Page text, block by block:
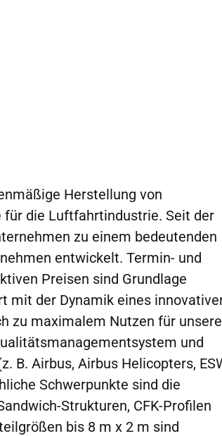
Herstellung von
die Luftfahrtindustrie. Seit der
zu einem bedeutenden
entwickelt. Termin- und
Preisen sind Grundlage
mit der Dynamik eines
zu maximalem Nutzen für unsere
und
B. Airbus, Airbus Helicopters,
Schwerpunkte sind die
Strukturen, CFK-Profilen
bis 8 m x 2 m sind